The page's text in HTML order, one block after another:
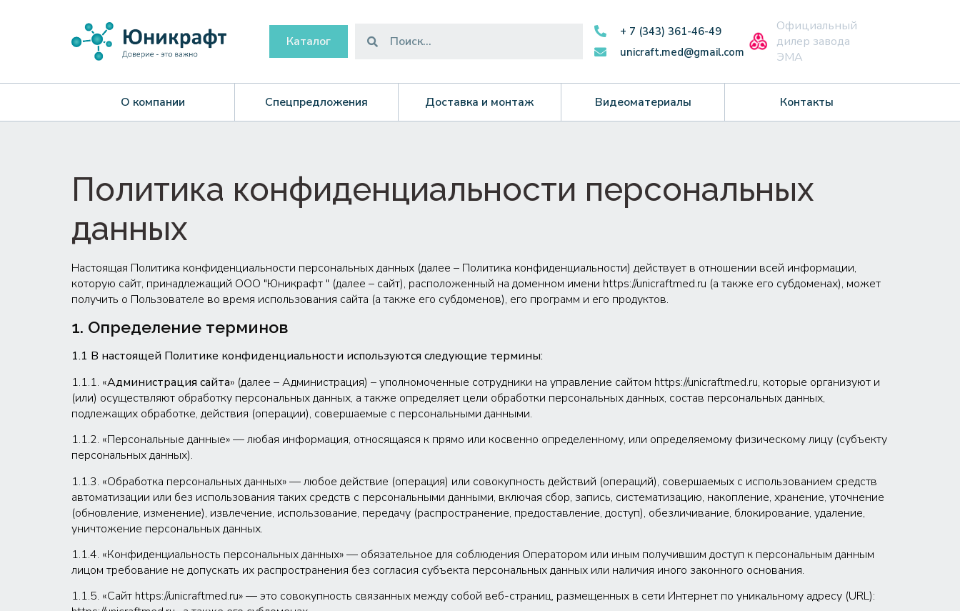
Каталог
+ 7 (343) 361-46-49
unicraft.med@gmail.com
Официальный
дилер завода
ЭМА
О компании Спецпредложения Доставка и монтаж Видеоматериалы Контакты
Политика конфиденци­альности персональных
данных
Настоящая Политика конфиденциальности персональных данных (далее – Политика конфиденциальности) действует в отношении всей информации,
которую сайт, принадлежащий ООО "Юникрафт " (далее – сайт), расположенный на доменном имени https://unicraftmed.ru (а также его субдоменах), может
получить о Пользователе во время использования сайта (а также его субдоменов), его программ и его продуктов.
1. Определение терминов
1.1 В настоящей Политике конфиденциальности используются следующие термины:
1.1.1. «Администрация сайта» (далее – Администрация) – уполномоченные сотрудники на управление сайтом https://unicraftmed.ru, которые организуют и
(или) осуществляют обработку персональных данных, а также определяет цели обработки персональных данных, состав персональных данных,
подлежащих обработке, действия (операции), совершаемые с персональными данными.
1.1.2. «Персональные данные» — любая информация, относящаяся к прямо или косвенно определенному, или определяемому физическому лицу (субъекту
персональных данных).
1.1.3. «Обработка персональных данных» — любое действие (операция) или совокупность действий (операций), совершаемых с использованием средств
автоматизации или без использования таких средств с персональными данными, включая сбор, запись, систематизацию, накопление, хранение, уточнение
(обновление, изменение), извлечение, использование, передачу (распространение, предоставление, доступ), обезличивание, блокирование, удаление,
уничтожение персональных данных.
1.1.4. «Конфиденциальность персональных данных» — обязательное для соблюдения Оператором или иным получившим доступ к персональным данным
лицом требование не допускать их распространения без согласия субъекта персональных данных или наличия иного законного основания.
1.1.5. «Сайт https://unicraftmed.ru» — это совокупность связанных между собой веб-страниц, размещенных в сети Интернет по уникальному адресу (URL):